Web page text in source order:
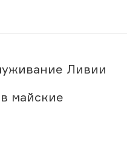
Ливии
майские